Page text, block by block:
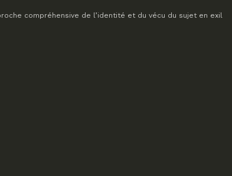
compréhensive de l’identité et du vécu du sujet en exil